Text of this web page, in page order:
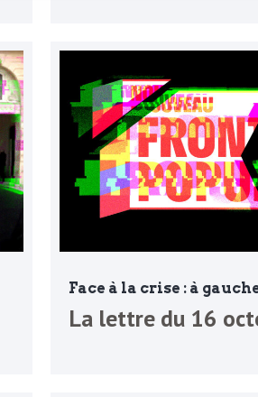
Face à la crise : à
La lettre du 16